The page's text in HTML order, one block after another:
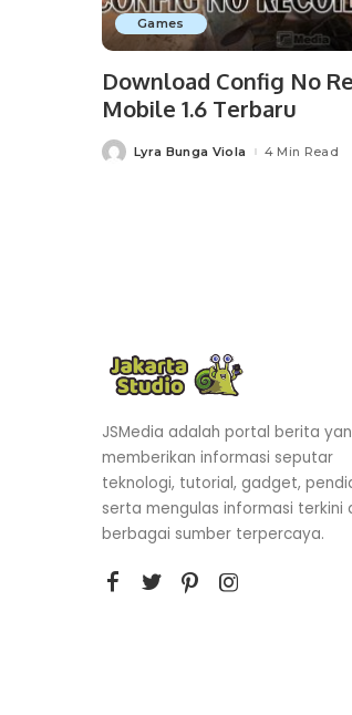
Games
Download Config No
Mobile 1.6 Terbaru
PostedLyra Bunga Viola 4 Min Read
JSMedia adalah portal berita
memberikan informasi seputar
teknologi, tutorial, gadget,
serta mengulas informasi terkini
berbagai sumber terpercaya.